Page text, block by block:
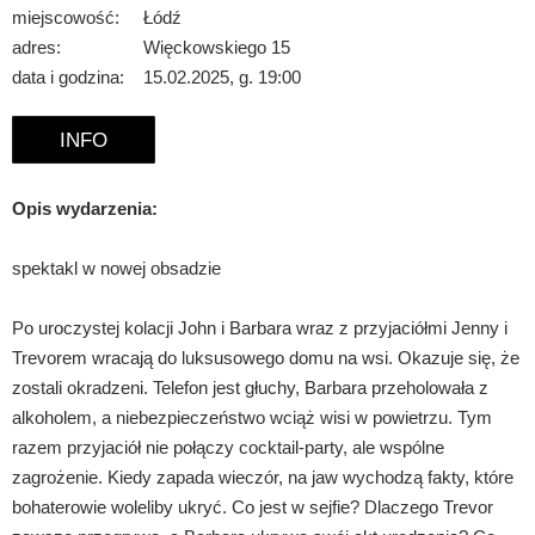
miejscowość:
Łódź
adres:
Więckowskiego 15
data i godzina:
15.02.2025, g. 19:00
INFO
Opis wydarzenia:
spektakl w nowej obsadzie
Po uroczystej kolacji John i Barbara wraz z przyjaciółmi Jenny i
Trevorem wracają do luksusowego domu na wsi. Okazuje się, że
zostali okradzeni. Telefon jest głuchy, Barbara przeholowała z
alkoholem, a niebezpieczeństwo wciąż wisi w powietrzu. Tym
razem przyjaciół nie połączy cocktail-party, ale wspólne
zagrożenie. Kiedy zapada wieczór, na jaw wychodzą fakty, które
bohaterowie woleliby ukryć. Co jest w sejfie? Dlaczego Trevor